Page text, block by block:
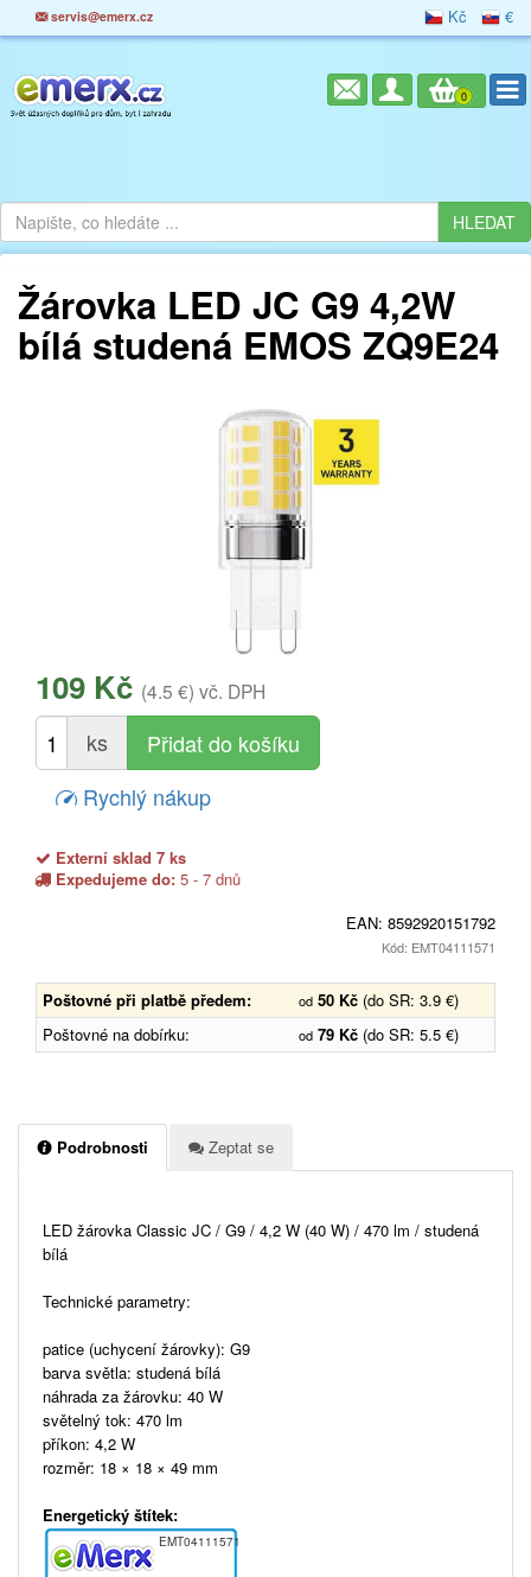
servis@emerx.cz Kč €
0
Žárovka LED JC G9 4,2W
bílá studená EMOS ZQ9E24
109 Kč (4.5 €) vč. DPH
ks
Rychlý nákup
Externí sklad 7 ks
Expedujeme do: 5 - 7 dnů
EAN: 8592920151792
Kód: EMT04111571
Poštovné při platbě předem: od 50 Kč (do SR: 3.9 €)
Poštovné na dobírku:
od 79 Kč (do SR: 5.5 €)
Podrobnosti Zeptat se
LED žárovka Classic JC / G9 / 4,2 W (40 W) / 470 lm / studená
bílá
Technické parametry:
patice (uchycení žárovky): G9
barva světla: studená bílá
náhrada za žárovku: 40 W
světelný tok: 470 lm
příkon: 4,2 W
rozměr: 18 × 18 × 49 mm
Energetický štítek:
EMT04111571